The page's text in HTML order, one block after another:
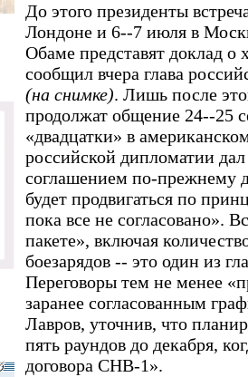
До этого президенты
Лондоне и 6--7 июля в
Обаме представят доклад о
сообщил вчера глава
(на снимке). Лишь после
продолжат общение 24--25
«двадцатки» в
российской дипломатии
соглашением по-прежнему
будет продвигаться по
пока все не согласовано».
пакете», включая
боезарядов -- это один из
Переговоры тем не менее
заранее согласованным
Лавров, уточнив, что
пять раундов до декабря,
договора СНВ-1».